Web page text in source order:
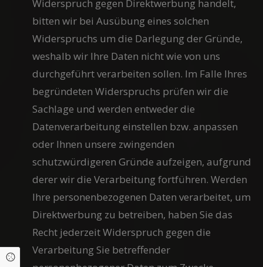
Widerspruch gegen Direktwerbung handelt,
bitten wir bei Ausübung eines solchen
Widerspruchs um die Darlegung der Gründe,
weshalb wir Ihre Daten nicht wie von uns
durchgeführt verarbeiten sollen. Im Falle Ihres
begründeten Widerspruchs prüfen wir die
Sachlage und werden entweder die
Datenverarbeitung einstellen bzw. anpassen
oder Ihnen unsere zwingenden
schutzwürdigeren Gründe aufzeigen, aufgrund
derer wir die Verarbeitung fortführen. Werden
Ihre personenbezogenen Daten verarbeitet, um
Direktwerbung zu betreiben, haben Sie das
Recht jederzeit Widerspruch gegen die
Verarbeitung Sie betreffender
Cookie Einstellungen